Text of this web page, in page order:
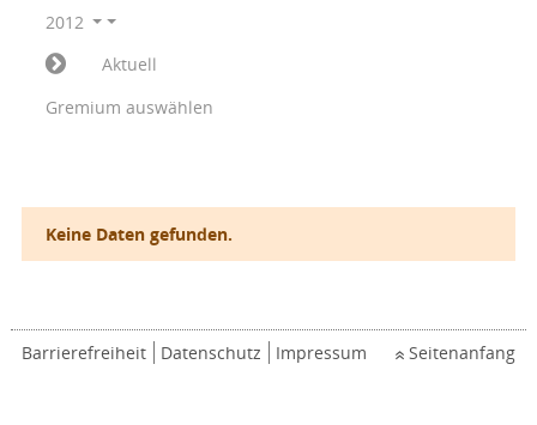
2012
Aktuell
Gremium auswählen
Keine Daten gefunden.
Barrierefreiheit Datenschutz Impressum Seitenanfang